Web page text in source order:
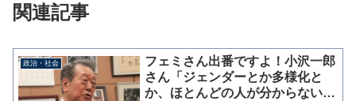
関連記事
政治・社会
フェミさん出番ですよ！小沢一郎
さん「ジェンダーとか多様化と
か、ほとんどの人が分からない。